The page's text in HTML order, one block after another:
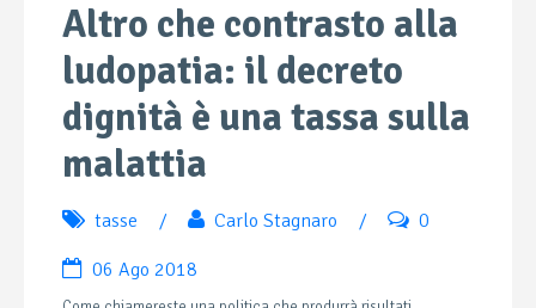
Altro che contrasto alla
ludopatia: il decreto
dignità è una tassa sulla
malattia
tasse / Carlo Stagnaro / 0
06 Ago 2018